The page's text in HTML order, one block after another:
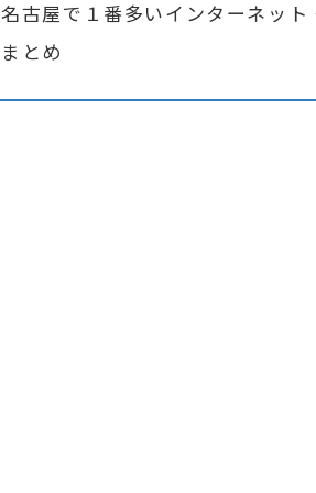
名古屋で１番多いインターネット
まとめ